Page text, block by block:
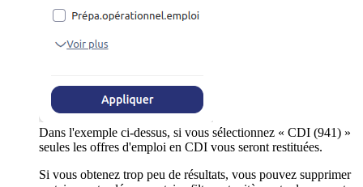
Dans l'exemple ci-dessus, si vous sélectionnez « CDI (941) »
seules les offres d'emploi en CDI vous seront restituées.
Si vous obtenez trop peu de résultats, vous pouvez supprimer